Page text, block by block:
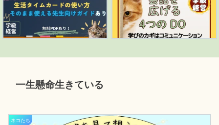
一生懸命生きている
ネコたち